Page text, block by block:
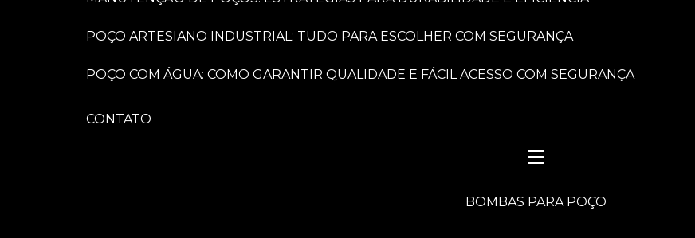
POÇO ARTESIANO INDUSTRIAL: TUDO PARA ESCOLHER COM SEGURANÇA
POÇO COM ÁGUA: COMO GARANTIR QUALIDADE E FÁCIL ACESSO COM SEGURANÇA
CONTATO
BOMBAS PARA POÇO